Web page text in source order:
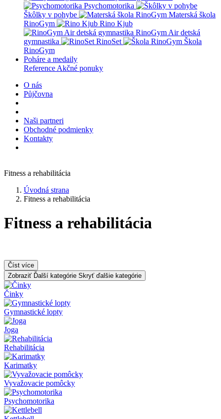
Psychomotorika
Škôlky v pohybe
Materská škola
RinoGym
Rino Kjub
RinoGym Air detská
gymnastika
RinoSet
Škola
RinoGym
Poháre a medaily
Reference Akčné ponuky
O nás
Půjčovna
Naši partneri
Obchodné podmienky
Kontakty
Fitness a rehabilitácia
Úvodná strana
Fitness a rehabilitácia
Fitness a rehabilitácia
Číst více
Zobraziť Ďalší kategórie Skryť ďalšie kategórie
Činky
Gymnastické lopty
Joga
Rehabilitácia
Karimatky
Vyvažovacie pomôcky
Psychomotorika